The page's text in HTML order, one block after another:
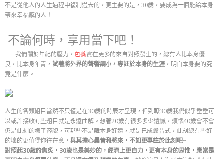
不是從他人的人生過程中復制過去的，更主要的是，30歲，要成為一個能給本身
帶來幸福感的人！
不論何時，享用當下吧！
我們關於年紀的壓力， 包養實在更多的來自對照發生的，總有人比本身優
良，比本身年青， 試著將外界的聲響調小，專註於本身的生涯 ，明白本身要的究
竟是什麼。
人生的各類題目當然不只僅是在30歲的時辰才呈現，但到瞭30歲我們似乎垂垂可
以或許接收有些題目就是永遠曲解。想著20歲有很多多少遺憾，煩惱40歲會不會
仍是此刻的樣子容貌，可那些不是離本身好遠，就是已成曩昔式，此刻總有些好
的壞的更值得你往在意， 與其擔心曩昔和將來，不如更專註於此刻吧~
對照起30歲的焦炙，30歲也是美妙的，經濟上更自力，更有本身的思惟，應當是